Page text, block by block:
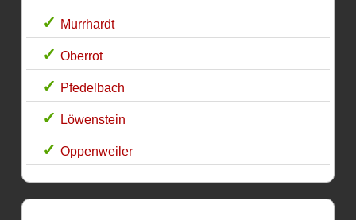
Murrhardt
Oberrot
Pfedelbach
Löwenstein
Oppenweiler